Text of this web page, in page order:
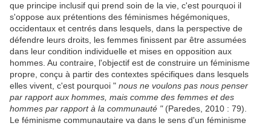
que principe inclusif qui prend soin de la vie, c'est pourquoi il
s'oppose aux prétentions des féminismes hégémoniques,
occidentaux et centrés dans lesquels, dans la perspective de
défendre leurs droits, les femmes finissent par être assumées
dans leur condition individuelle et mises en opposition aux
hommes. Au contraire, l'objectif est de construire un féminisme
propre, conçu à partir des contextes spécifiques dans lesquels
elles vivent, c'est pourquoi " nous ne voulons pas nous penser
par rapport aux hommes, mais comme des femmes et des
hommes par rapport à la communauté "(Paredes, 2010 : 79).
Le féminisme communautaire va dans le sens d'un féminisme